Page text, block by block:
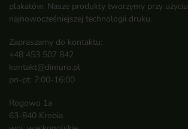
plakatów. Nasze produkty tworzymy przy użyciu
najnowocześniejszej technologii druku.
Zapraszamy do kontaktu:
+48 453 507 842
kontakt@dimuro.pl
pn-pt: 7:00-16:00
Rogowo 1a
63-840 Krobia